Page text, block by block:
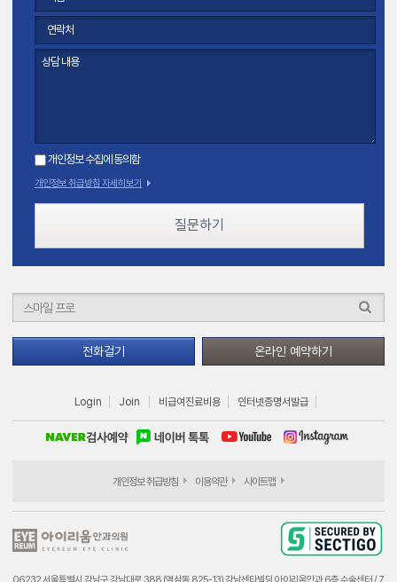
개인정보 수집에 동의함
개인정보 취급방침 자세히보기
질문하기
전화걸기 온라인 예약하기
Login Join 비급여진료비용 인터넷증명서발급
개인정보 취급방침 이용약관 사이트맵